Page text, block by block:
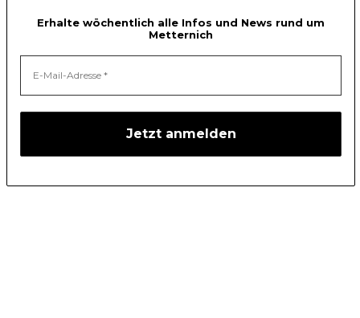
Erhalte wöchentlich alle Infos und News rund um
Metternich